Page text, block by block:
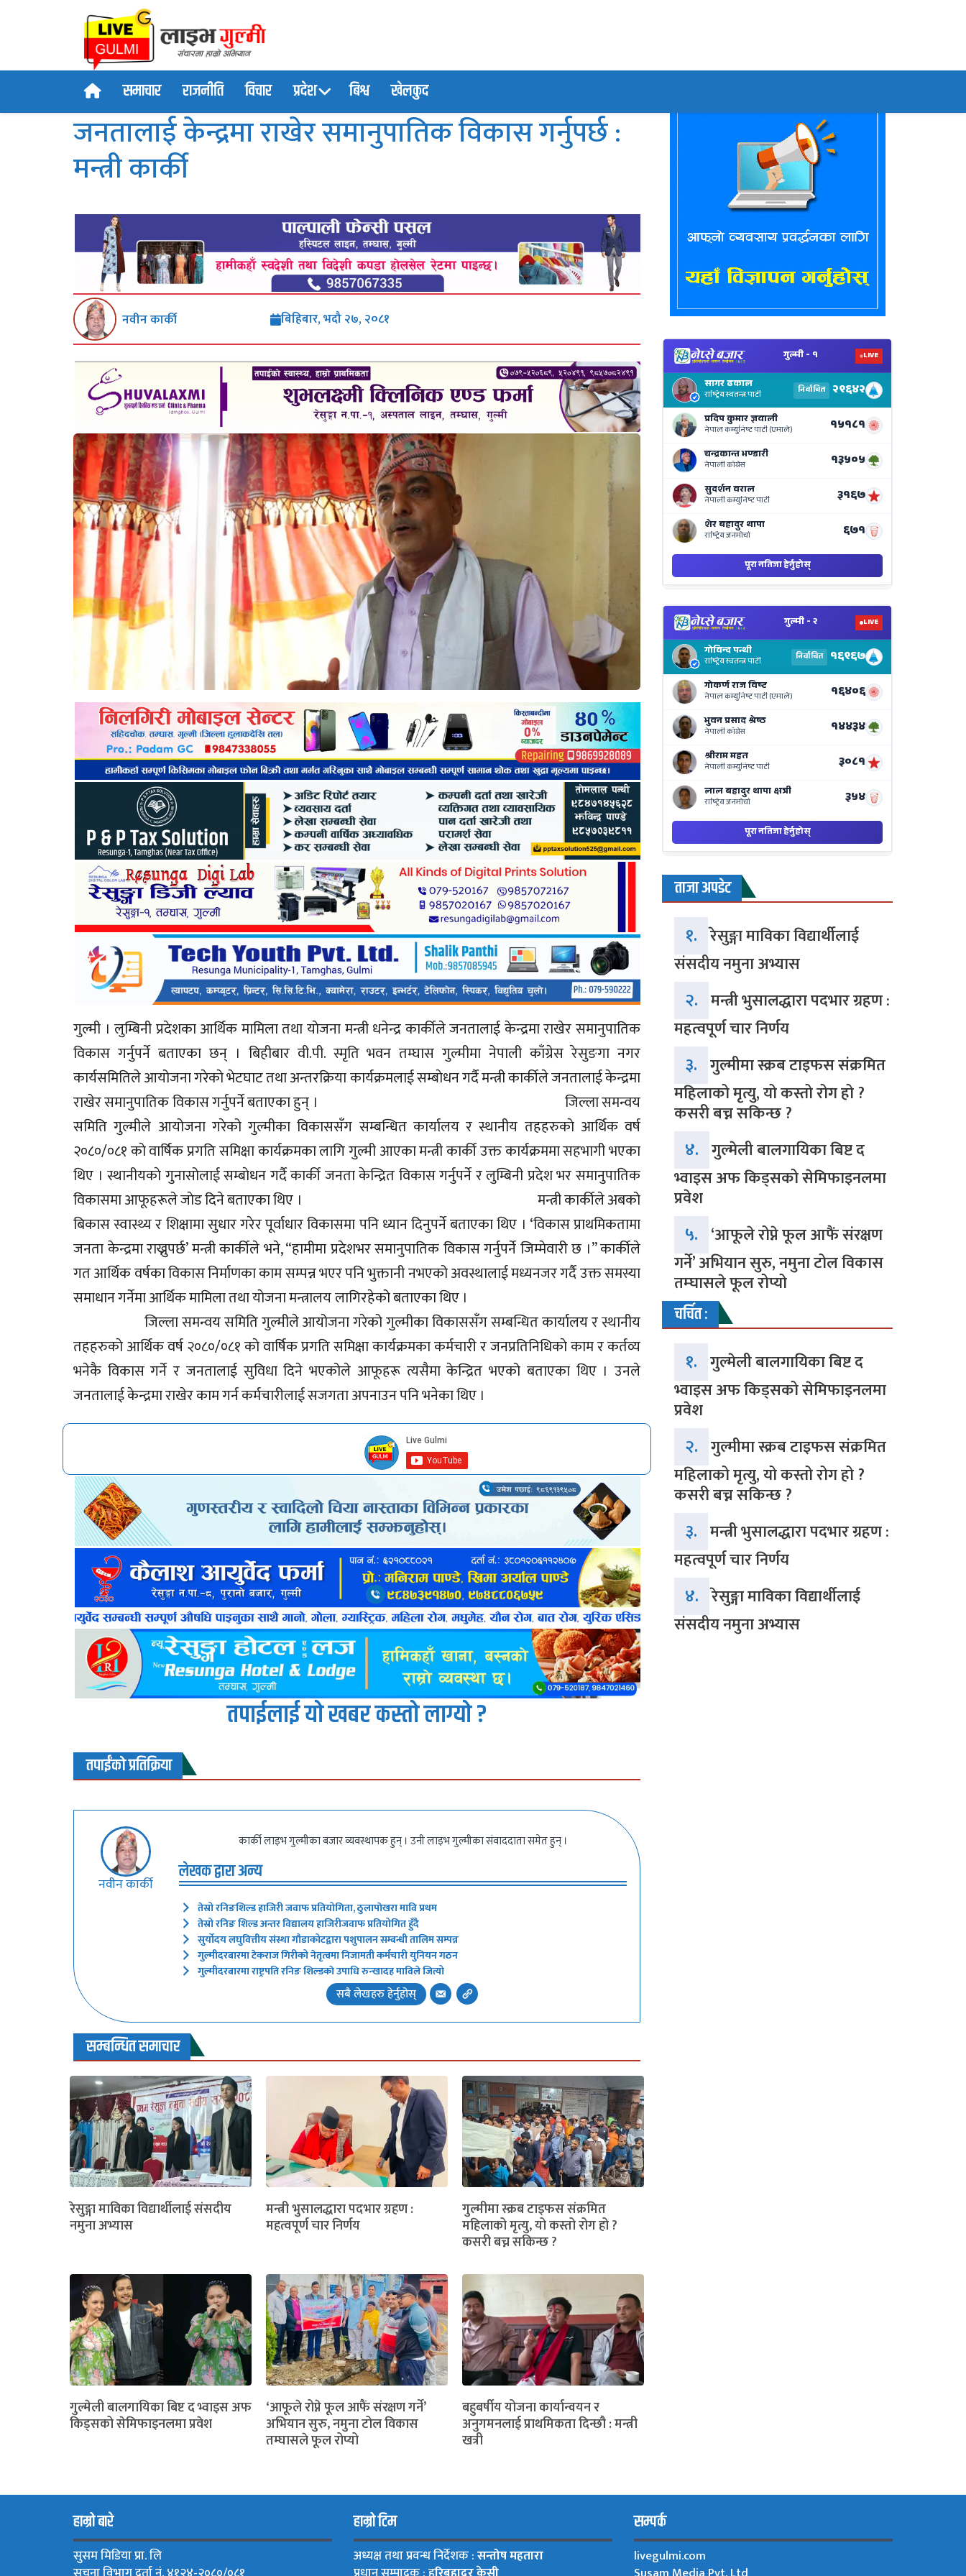
समाचार राजनीति विचार प्रदेश बिश्व खेलकुद
जनतालाई केन्द्रमा राखेर समानुपातिक विकास गर्नुपर्छ :
मन्त्री कार्की
नवीन कार्की बिहिबार, भदौ २७, २०८१
गुल्मी । लुम्बिनी प्रदेशका आर्थिक मामिला तथा याेजना मन्त्री धनेन्द्र कार्कीले जनतालाई केन्द्रमा राखेर समानुपातिक
विकास गर्नुपर्ने बताएका छन् । बिहीबार वी.पी. स्मृति भवन तम्घास गुल्मीमा नेपाली काँग्रेस रेसुङगा नगर
कार्यसमितिले आयोजना गरेकाे भेटघाट तथा अन्तरक्रिया कार्यक्रमलाई सम्बाेधन गर्दै मन्त्री कार्कीले जनतालाई केन्द्रमा
राखेर समानुपातिक विकास गर्नुपर्ने बताएका हुन् । जिल्ला समन्वय
समिति गुल्मीले आयोजना गरेको गुल्मीका विकाससँग सम्बन्धित कार्यालय र स्थानीय तहहरुकाे आर्थिक वर्ष
२०८०/०८१ काे वार्षिक प्रगति समिक्षा कार्यक्रमका लागि गुल्मी आएका मन्त्री कार्की उक्त कार्यक्रममा सहभागी भएका
थिए । स्थानीयकाे गुनासोलाई सम्बाेधन गर्दै कार्की जनता केन्द्रित विकास गर्नुपर्ने र लुम्बिनी प्रदेश भर समानुपातिक
विकासमा आफूहरूले जाेड दिने बताएका थिए । मन्त्री कार्कीले अबको
बिकास स्वास्थ्य र शिक्षामा सुधार गरेर पूर्वाधार विकासमा पनि ध्यान दिनुपर्ने बताएका थिए । ‘विकास प्राथमिकतामा
जनता केन्द्रमा राख्नुपर्छ’ मन्त्री कार्कीले भने, “हामीमा प्रदेशभर समानुपातिक विकास गर्नुपर्ने जिम्मेवारी छ ।” कार्कीले
गत आर्थिक वर्षका विकास निर्माणका काम सम्पन्न भएर पनि भुक्तानी नभएको अवस्थालाई मध्यनजर गर्दै उक्त समस्या
समाधान गर्नेमा आर्थिक मामिला तथा याेजना मन्त्रालय लागिरहेको बताएका थिए ।
जिल्ला समन्वय समिति गुल्मीले आयोजना गरेको गुल्मीका विकाससँग सम्बन्धित कार्यालय र स्थानीय
तहहरुकाे आर्थिक वर्ष २०८०/०८१ काे वार्षिक प्रगति समिक्षा कार्यक्रमका कर्मचारी र जनप्रतिनिधिकाे काम र कर्तव्य
भनेकै विकास गर्ने र जनतालाई सुविधा दिने भएकोले आफूहरू त्यसैमा केन्द्रित भएको बताएका थिए । उनले
जनतालाई केन्द्रमा राखेर काम गर्न कर्मचारीलाई सजगता अपनाउन पनि भनेका थिए ।
तपाईलाई यो खबर कस्तो लाग्यो ?
तपाईंको प्रतिक्रिया
नवीन कार्की
कार्की लाइभ गुल्मीका बजार व्यवस्थापक हुन् । उनी लाइभ गुल्मीका संवाददाता समेत हुन् ।
लेखक द्वारा अन्य
तेस्रो रनिङशिल्ड हाजिरी जवाफ प्रतियोगिता, ठुलापाेखरा मावि प्रथम
तेस्रो रनिङ शिल्ड अन्तर विद्यालय हाजिरीजवाफ प्रतियोगित हुँदै
सुर्याेदय लघुवित्तीय संस्था गौडाकोटद्वारा पशुपालन सम्बन्धी तालिम सम्पन्न
गुल्मीदरबारमा टेकराज गिरीको नेतृत्वमा निजामती कर्मचारी युनियन गठन
गुल्मीदरबारमा राष्ट्रपति रनिङ शिल्डकाे उपाधि रुन्खादह माविले जित्यो
सबै लेखहरु हेर्नुहोस्
सम्बन्धित समाचार
रेसुङ्गा माविका विद्यार्थीलाई संसदीय
नमुना अभ्यास
मन्त्री भुसालद्धारा पदभार ग्रहण :
महत्वपूर्ण चार निर्णय
गुल्मीमा स्क्रब टाइफस संक्रमित
महिलाको मृत्यु, यो कस्तो रोग हो ?
कसरी बच्न सकिन्छ ?
गुल्मेली बालगायिका बिष्ट द भ्वाइस अफ
किड्सको सेमिफाइनलमा प्रवेश
‘आफूले रोप्ने फूल आफैं संरक्षण गर्ने’
अभियान सुरु, नमुना टोल विकास
तम्घासले फूल रोप्यो
बहुबर्षीय योजना कार्यान्वयन र
अनुगमनलाई प्राथमिकता दिन्छौ : मन्त्री
खत्री
ताजा अपडेट
१. रेसुङ्गा माविका विद्यार्थीलाई
संसदीय नमुना अभ्यास
२. मन्त्री भुसालद्धारा पदभार ग्रहण :
महत्वपूर्ण चार निर्णय
३. गुल्मीमा स्क्रब टाइफस संक्रमित
महिलाको मृत्यु, यो कस्तो रोग हो ?
कसरी बच्न सकिन्छ ?
४. गुल्मेली बालगायिका बिष्ट द
भ्वाइस अफ किड्सको सेमिफाइनलमा
प्रवेश
५. ‘आफूले रोप्ने फूल आफैं संरक्षण
गर्ने’ अभियान सुरु, नमुना टोल विकास
तम्घासले फूल रोप्यो
चर्चित :
१. गुल्मेली बालगायिका बिष्ट द
भ्वाइस अफ किड्सको सेमिफाइनलमा
प्रवेश
२. गुल्मीमा स्क्रब टाइफस संक्रमित
महिलाको मृत्यु, यो कस्तो रोग हो ?
कसरी बच्न सकिन्छ ?
३. मन्त्री भुसालद्धारा पदभार ग्रहण :
महत्वपूर्ण चार निर्णय
४. रेसुङ्गा माविका विद्यार्थीलाई
संसदीय नमुना अभ्यास
हाम्रो बारे
सुसम मिडिया प्रा. लि
हाम्रो टिम
अध्यक्ष तथा प्रवन्ध निर्देशक :सन्तोष महतारा
सम्पर्क
livegulmi.com